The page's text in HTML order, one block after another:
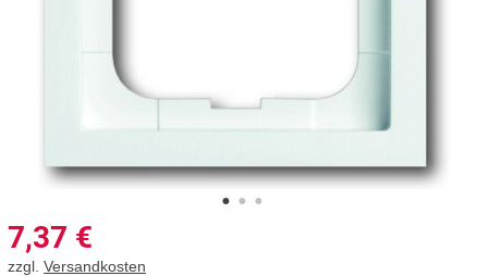
7,37 €
zzgl. Versandkosten